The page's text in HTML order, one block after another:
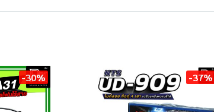
-30% -37%